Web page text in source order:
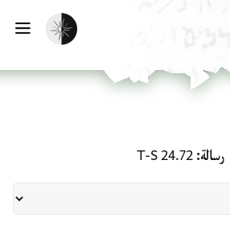
تفعيل الوضع المظلم
رسالة T-S 24.72